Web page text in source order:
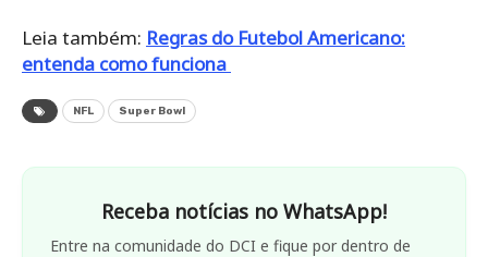
Leia também: Regras do Futebol Americano:
entenda como funciona
NFL Super Bowl
Receba notícias no WhatsApp!
Entre na comunidade do DCI e fique por dentro de